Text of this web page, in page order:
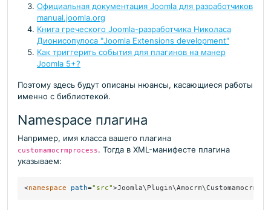
Официальная документация Joomla для разработчиков
manual.joomla.org
Книга греческого Joomla-разработчика Николаса
Дионисопулоса "Joomla Extensions development"
Как триггерить события для плагинов на манер
Joomla 5+?
Поэтому здесь будут описаны нюансы, касающиеся работы
именно с библиотекой.
Namespace плагина
Например, имя класса вашего плагина
customamocrmprocess. Тогда в XML-манифесте плагина
указываем:
<namespace path="src">